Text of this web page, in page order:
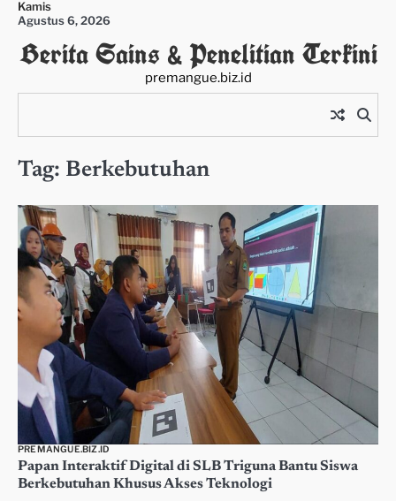
Skip
content
Kamis
Agustus 6, 2026
Berita Sains & Penelitian Terkini
premangue.biz.id
Tag: Berkebutuhan
PREMANGUE.BIZ.ID
Papan Interaktif Digital di SLB Triguna Bantu Siswa
Berkebutuhan Khusus Akses Teknologi